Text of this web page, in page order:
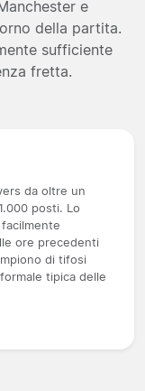
e
della partita.
sufficiente
fretta.
da oltre un
posti. Lo
ore precedenti
di tifosi
tipica delle